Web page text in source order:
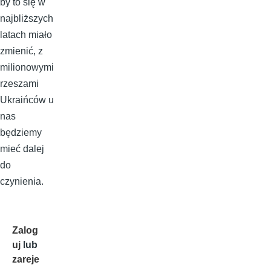
by to się w
najbliższych
latach miało
zmienić, z
milionowymi
rzeszami
Ukraińców u
nas
będziemy
mieć dalej
do
czynienia.
Zalog
uj lub
zareje